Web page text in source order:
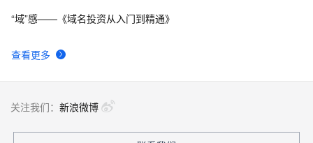
查看更多
“域”感——《域名投资从入门到精通》
关注我们： 新浪微博